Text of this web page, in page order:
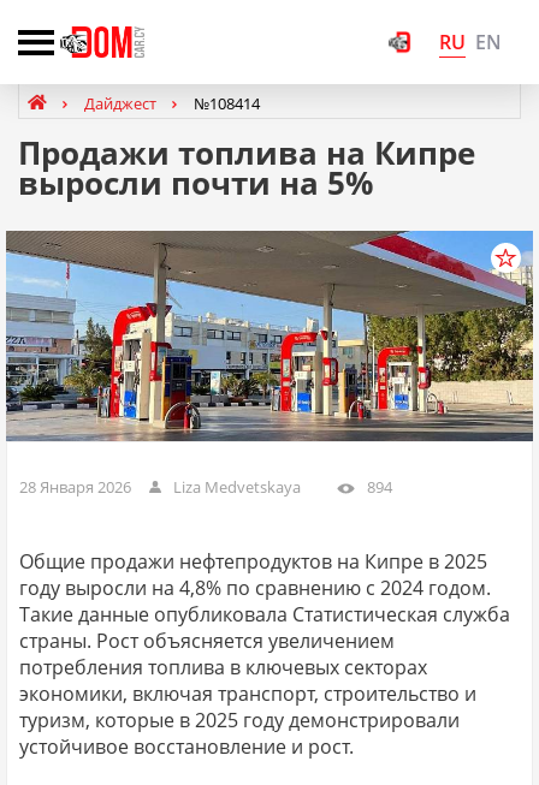
RU EN
Дайджест №108414
Продажи топлива на Кипре
выросли почти на 5%
28 Января 2026 Liza Medvetskaya 894
Общие продажи нефтепродуктов на Кипре в 2025
году выросли на 4,8% по сравнению с 2024 годом.
Такие данные опубликовала Статистическая служба
страны. Рост объясняется увеличением
потребления топлива в ключевых секторах
экономики, включая транспорт, строительство и
туризм, которые в 2025 году демонстрировали
устойчивое восстановление и рост.